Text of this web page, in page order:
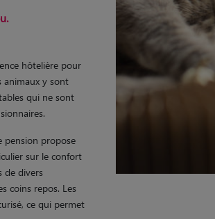
hôtelière pour
animaux y sont
qui ne sont
pension propose
sur le confort
de divers
coins repos. Les
ce qui permet